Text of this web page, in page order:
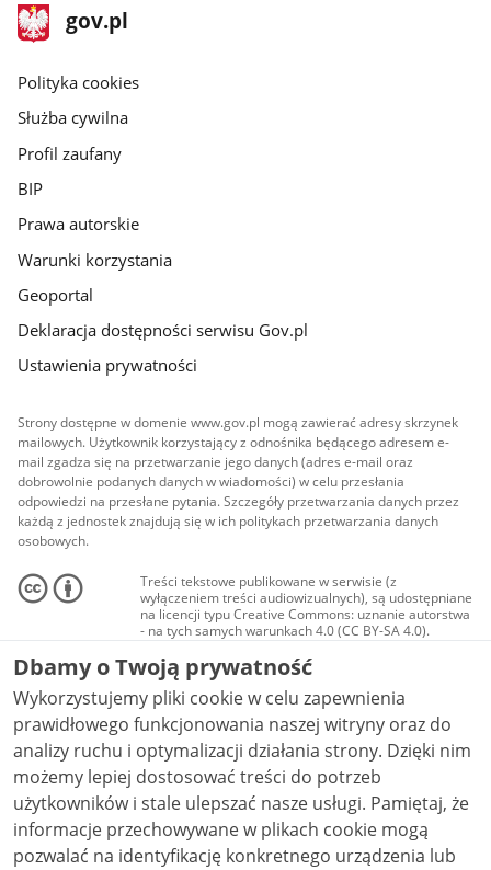
stopka
gov.pl
Strona
gov.pl
gov.pl
Polityka cookies
Służba cywilna
Profil zaufany
BIP
Prawa autorskie
Warunki korzystania
Geoportal
Deklaracja dostępności serwisu Gov.pl
Ustawienia prywatności
Strony dostępne w domenie www.gov.pl mogą zawierać adresy skrzynek
mailowych. Użytkownik korzystający z odnośnika będącego adresem e-
mail zgadza się na przetwarzanie jego danych (adres e-mail oraz
dobrowolnie podanych danych w wiadomości) w celu przesłania
odpowiedzi na przesłane pytania. Szczegóły przetwarzania danych przez
każdą z jednostek znajdują się w ich politykach przetwarzania danych
osobowych.
Treści tekstowe publikowane w serwisie (z
wyłączeniem treści audiowizualnych), są udostępniane
na licencji typu Creative Commons: uznanie autorstwa
- na tych samych warunkach 4.0 (CC BY-SA 4.0).
Materiały audiowizualne, w tym zdjęcia, materiały
audio i wideo, są udostępniane na licencji typu
Creative Commons: uznanie autorstwa użycie
niekomercyjne - bez utworów zależnych 4.0 (CC BY-
NC-ND 4.0), o ile nie jest to stwierdzone inaczej.
Dbamy o Twoją prywatność
Wykorzystujemy pliki cookie w celu zapewnienia
prawidłowego funkcjonowania naszej witryny oraz do
analizy ruchu i optymalizacji działania strony. Dzięki nim
możemy lepiej dostosować treści do potrzeb
użytkowników i stale ulepszać nasze usługi. Pamiętaj, że
informacje przechowywane w plikach cookie mogą
pozwalać na identyfikację konkretnego urządzenia lub